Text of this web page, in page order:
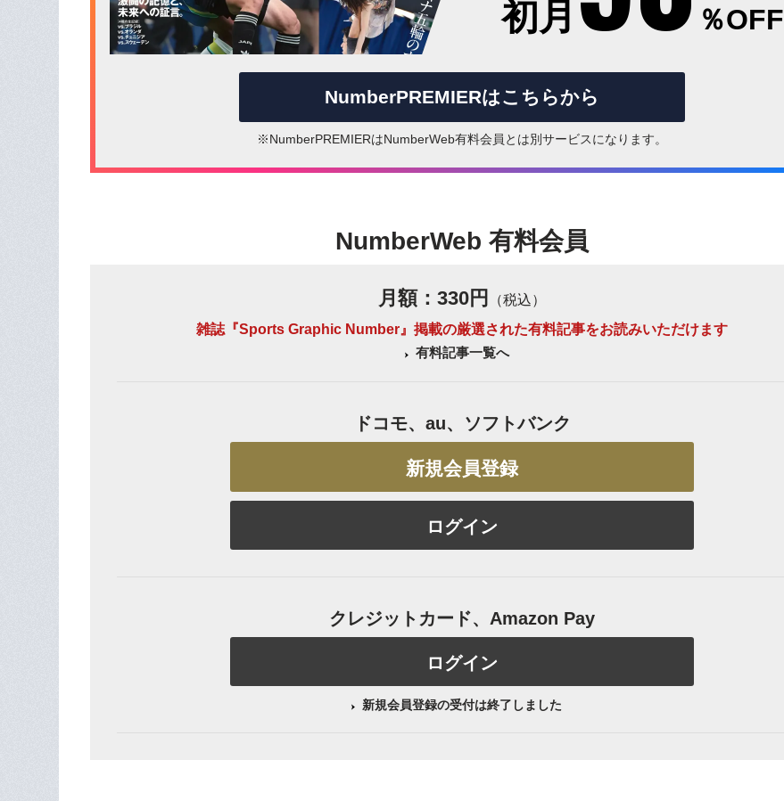
初月 ％OFF
NumberPREMIERはこちらから
※NumberPREMIERはNumberWeb有料会員とは別サービスになります。
NumberWeb 有料会員
月額：330円
（税込）
雑誌『Sports Graphic Number』掲載の厳選された有料記事をお読みいただけます
有料記事一覧へ
ドコモ、au、ソフトバンク
新規会員登録
ログイン
クレジットカード、Amazon Pay
ログイン
新規会員登録の受付は終了しました